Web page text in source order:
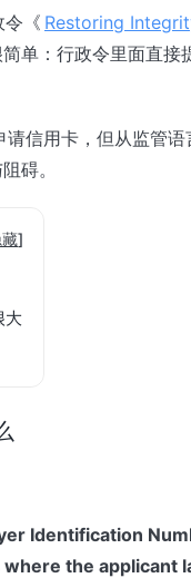
令《 Restoring
简单：行政令里面直
信用卡，但从监管
碍。
]
大
Identification
the applicant